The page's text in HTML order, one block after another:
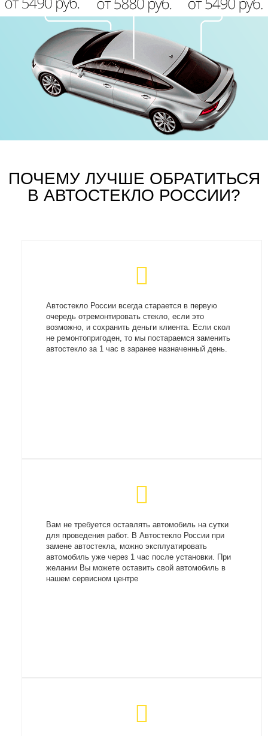
ПОЧЕМУ ЛУЧШЕ ОБРАТИТЬСЯ
В АВТОСТЕКЛО РОССИИ?
Автостекло России всегда старается в первую
очередь отремонтировать стекло, если это
возможно, и сохранить деньги клиента. Если скол
не ремонтопригоден, то мы постараемся заменить
автостекло за 1 час в заранее назначенный день.
Вам не требуется оставлять автомобиль на сутки
для проведения работ. В Автостекло России при
замене автостекла, можно эксплуатировать
автомобиль уже через 1 час после установки. При
желании Вы можете оставить свой автомобиль в
нашем сервисном центре